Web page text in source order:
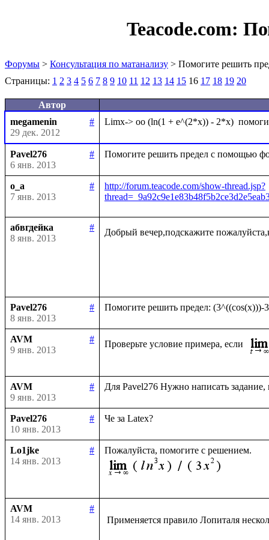
Teacode.com:
Форумы > Консультация по матанализу > Помогите решить
Страницы: 1 2 3 4 5 6 7 8 9 10 11 12 13 14 15 16 17 18 19 20
Автор
megamenin
#
29 дек. 2012
Pavel276
#
6 янв. 2013
o_a
#
7 янв. 2013
http://forum.teacode.com/show-thread.jsp?
абвгдейка
#
8 янв. 2013
Добрый вечер,подскажите
Pavel276
#
8 янв. 2013
AVM
#
9 янв. 2013
Проверьте условие примера, если
AVM
#
9 янв. 2013
Pavel276
#
10 янв. 2013
Lo1jke
#
14 янв. 2013
AVM
#
14 янв. 2013
Применяется правило Лопиталя